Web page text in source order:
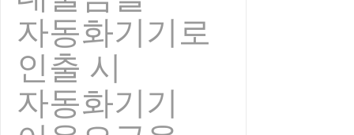
자동화기기로
인출 시
자동화기기